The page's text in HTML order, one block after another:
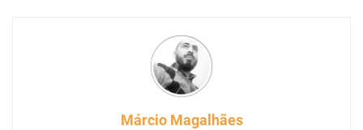
Márcio Magalhães